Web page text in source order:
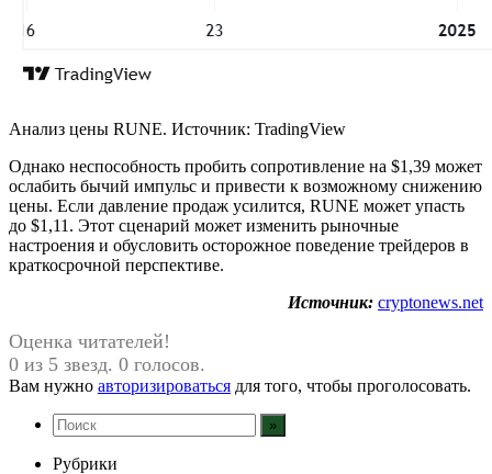
Анализ цены RUNE. Источник: TradingView
Однако неспособность пробить сопротивление на $1,39 может
ослабить бычий импульс и привести к возможному снижению
цены. Если давление продаж усилится, RUNE может упасть
до $1,11. Этот сценарий может изменить рыночные
настроения и обусловить осторожное поведение трейдеров в
краткосрочной перспективе.
Источник: cryptonews.net
Оценка читателей!
0 из 5 звезд. 0 голосов.
Вам нужно авторизироваться для того, чтобы проголосовать.
Рубрики